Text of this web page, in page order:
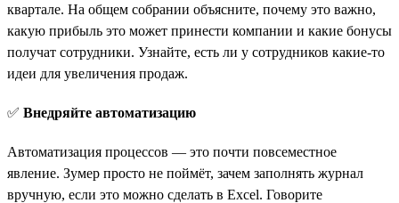
квартале. На общем собрании объясните, почему это важно,
какую прибыль это может принести компании и какие бонусы
получат сотрудники. Узнайте, есть ли у сотрудников какие-то
идеи для увеличения продаж.
✅ Внедряйте автоматизацию
Автоматизация процессов — это почти повсеместное
явление. Зумер просто не поймёт, зачем заполнять журнал
вручную, если это можно сделать в Excel. Говорите